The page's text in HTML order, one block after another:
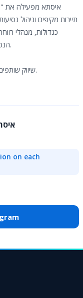
איסתא מפעילה את
תיירות מקיפים וניהול
כגדולות, מנהלי
הנסיעות העסקיות וליהנות מחיסכון משמעותי בעלויות.
שיווק שותפים לחברת איסתא ניתן למצוא בפלטפורמת אפירקל.
on each